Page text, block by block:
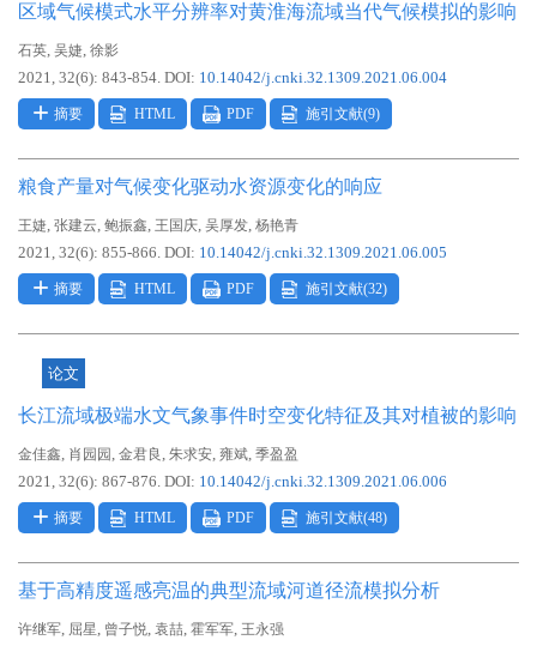
区域气候模式水平分辨率对黄淮海流域当代气候模拟的影响
石英, 吴婕, 徐影
2021, 32(6): 843-854. DOI: 10.14042/j.cnki.32.1309.2021.06.004
摘要 HTML PDF 施引文献(9)
粮食产量对气候变化驱动水资源变化的响应
王婕, 张建云, 鲍振鑫, 王国庆, 吴厚发, 杨艳青
2021, 32(6): 855-866. DOI: 10.14042/j.cnki.32.1309.2021.06.005
摘要 HTML PDF 施引文献(32)
论文
长江流域极端水文气象事件时空变化特征及其对植被的影响
金佳鑫, 肖园园 , 金君良 , 朱求安, 雍斌, 季盈盈
2021, 32(6): 867-876. DOI: 10.14042/j.cnki.32.1309.2021.06.006
摘要 HTML PDF 施引文献(48)
基于高精度遥感亮温的典型流域河道径流模拟分析
许继军, 屈星, 曾子悦, 袁喆, 霍军军, 王永强